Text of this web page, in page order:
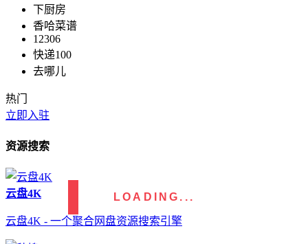
LOADING...
下厨房
香哈菜谱
12306
快递100
去哪儿
热门
立即入驻
资源搜索
云盘4K
云盘4K - 一个聚合网盘资源搜索引擎